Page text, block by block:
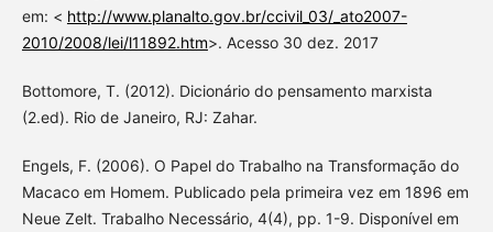
em: < http://www.planalto.gov.br/ccivil_03/_ato2007-
2010/2008/lei/l11892.htm>. Acesso 30 dez. 2017
Bottomore, T. (2012). Dicionário do pensamento marxista
(2.ed). Rio de Janeiro, RJ: Zahar.
Engels, F. (2006). O Papel do Trabalho na Transformação do
Macaco em Homem. Publicado pela primeira vez em 1896 em
Neue Zelt. Trabalho Necessário, 4(4), pp. 1-9. Disponível em